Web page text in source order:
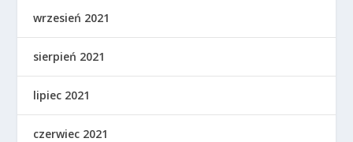
wrzesień 2021
sierpień 2021
lipiec 2021
czerwiec 2021